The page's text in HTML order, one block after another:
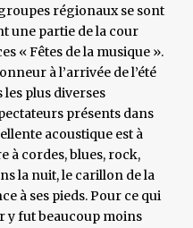
régionaux se sont
une partie de la cour
« Fêtes de la musique ».
à l’arrivée de l’été
plus diverses
présents dans
acoustique est à
à cordes, blues, rock,
la nuit, le carillon de la
à ses pieds. Pour ce qui
y fut beaucoup moins